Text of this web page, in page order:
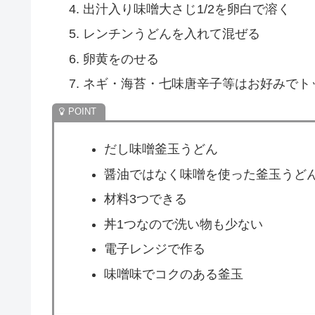
うどん・のりポタうどんですよ・だし味噌釜
をまとめます。